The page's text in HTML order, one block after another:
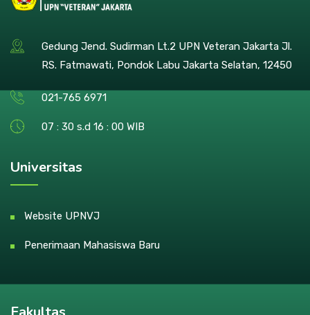
Gedung Jend. Sudirman Lt.2 UPN Veteran Jakarta Jl.
RS. Fatmawati, Pondok Labu Jakarta Selatan, 12450
021-765 6971
07 : 30 s.d 16 : 00 WIB
Universitas
Website UPNVJ
Penerimaan Mahasiswa Baru